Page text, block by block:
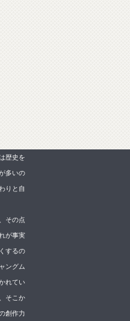
歴史を
多いの
りと自
その点
が事実
するの
ングム
れてい
そこか
創作力